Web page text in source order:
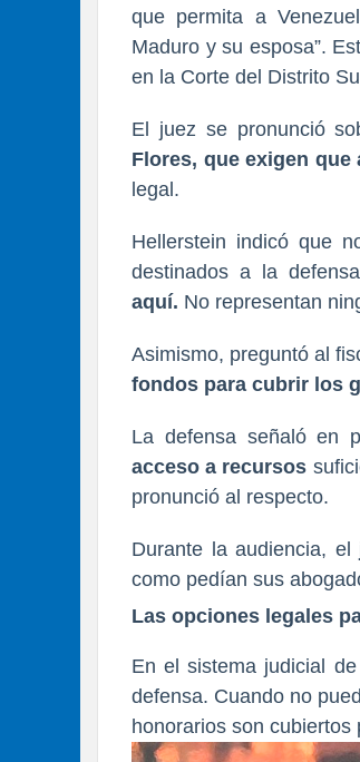
que permita a
Maduro y su esposa”.
en la Corte del Distrito
El juez se pronunció
Flores, que exigen
legal.
Hellerstein indicó que
destinados a la
aquí. No representan
Asimismo, preguntó al
fondos para cubrir los
La defensa señaló en
acceso a recursos
pronunció al respecto.
Durante la audiencia, el
como pedían sus
Las opciones legales
En el sistema judicial
defensa. Cuando no
honorarios son cubiertos